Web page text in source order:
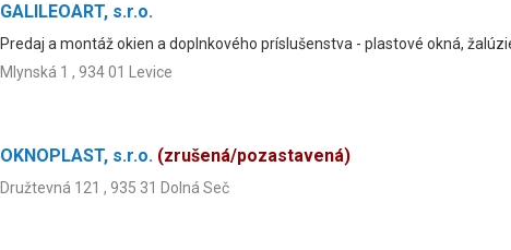
GALILEOART, s.r.o.
Predaj a montáž okien a doplnkového príslušenstva - plastové okná,
Mlynská 1 , 934 01 Levice
OKNOPLAST, s.r.o. (zrušená/pozastavená)
Družtevná 121 , 935 31 Dolná Seč